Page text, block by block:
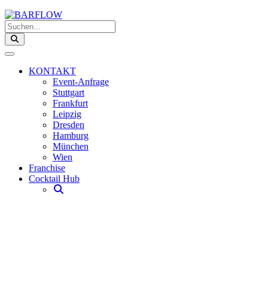
Suchen...
KONTAKT
Event-Anfrage
Stuttgart
Frankfurt
Leipzig
Dresden
Hamburg
München
Wien
Franchise
Cocktail Hub